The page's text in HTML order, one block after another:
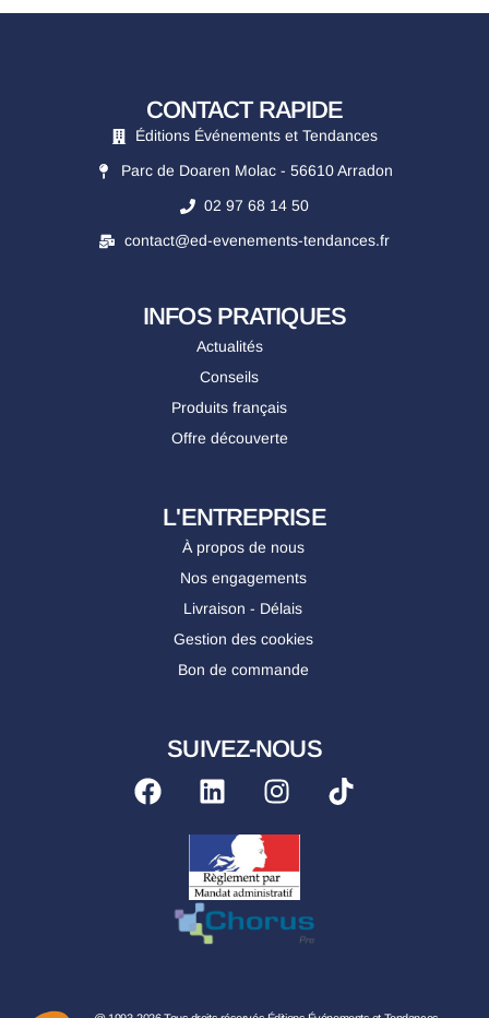
CONTACT RAPIDE
Éditions Événements et Tendances
Parc de Doaren Molac - 56610 Arradon
02 97 68 14 50
contact@ed-evenements-tendances.fr
INFOS PRATIQUES
Actualités
Conseils
Produits français
Offre découverte
L'ENTREPRISE
À propos de nous
Nos engagements
Livraison - Délais
Gestion des cookies
Bon de commande
SUIVEZ-NOUS